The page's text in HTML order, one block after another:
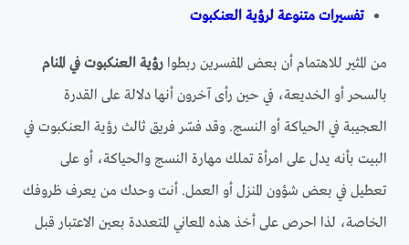
تفسيرات متنوعة لرؤية العنكبوت
من المثير للاهتمام أن بعض المفسرين ربطوارؤية العنكبوت في المنام
بالسحر أو الخديعة، في حين رأى آخرون أنها دلالة على القدرة
العجيبة في الحياكة أو النسج. وقد فسّر فريق ثالث رؤية العنكبوت في
البيت بأنه يدل على امرأة تملك مهارة النسج والحياكة، أو على
تعطيل في بعض شؤون المنزل أو العمل. أنت وحدك من يعرف ظروفك
الخاصة، لذا احرص على أخذ هذه المعاني المتعددة بعين الاعتبار قبل